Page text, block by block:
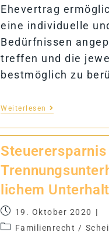
Ehevertrag
eine individuelle
Bedürfnissen
treffen und die
bestmöglich zu
Weiterlesen
li­chem Unterhalt
19. Oktober 2020
Familienrecht /